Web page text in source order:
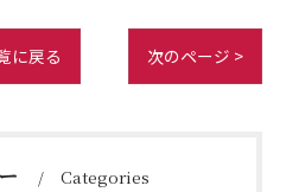
に戻る 次のページ >
Categories